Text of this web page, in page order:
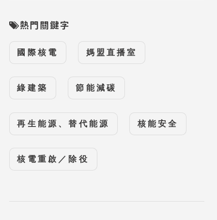
熱門關鍵字
國際核電 媽盟直播室
綠建築 節能減碳
再生能源、替代能源 核能安全
核電重啟／除役